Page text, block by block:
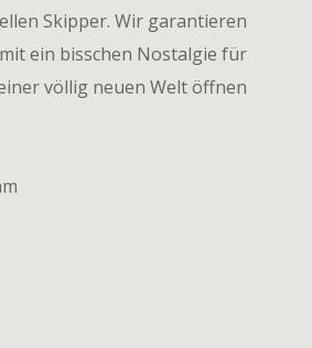
Skipper. Wir garantieren
ein bisschen Nostalgie für
völlig neuen Welt öffnen